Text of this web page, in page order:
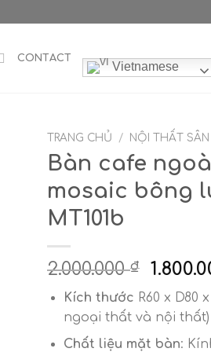
CONTACT
Vietnamese
TRANG CHỦ / NỘI THẤT
Bàn cafe
mosaic bông
MT101b
2.000.000₫
Giá
gốc
là:
Kích thước R60 x D80
ngoại thất và nội thất)
Chất liệu mặt bàn: